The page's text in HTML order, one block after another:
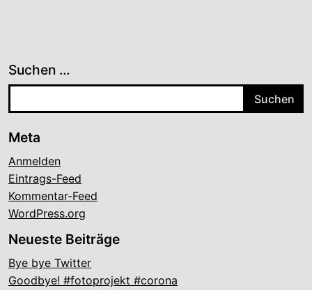
Suchen …
Meta
Anmelden
Eintrags-Feed
Kommentar-Feed
WordPress.org
Neueste Beiträge
Bye bye Twitter
Goodbye! #fotoprojekt #corona